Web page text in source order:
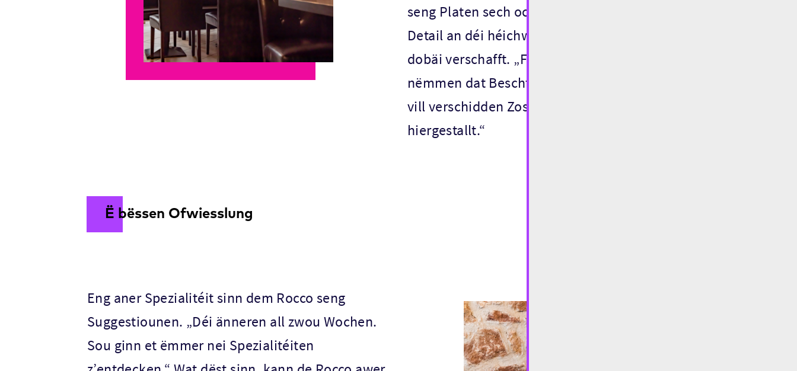
seng Platen sech och duerch déi vill Léift zum
Detail an déi héichwäerteg Ingredienten, déi hien
dobäi verschafft. „Fir eis Platen, huele mär
nëmmen dat Bescht. Sou ginn zum Beispill déi
vill verschidden Zosen fir d’Nuddelen
hiergestallt.“
Ë bëssen Ofwiesslung
Eng aner Spezialitéit sinn dem Rocco seng
Suggestiounen. „Déi änneren all zwou Wochen.
Sou ginn et ëmmer nei Spezialitéiten